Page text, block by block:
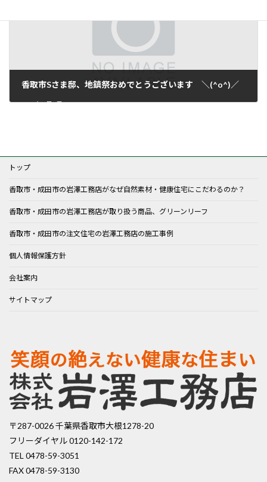
香取市Sさま邸、地鎮祭おめでとうございます ＼(^o^)／
2022年5月9日
トップ
香取市・成田市の岩澤工務店がなぜ自然素材・健康住宅にこだわるのか？
香取市・成田市の岩澤工務店が取り扱う商品、グリーンリーフ
香取市・成田市の注文住宅の岩澤工務店の施工事例
個人情報保護方針
会社案内
サイトマップ
〒287-0026 千葉県香取市大根1278-20
フリーダイヤル 0120-142-172
TEL 0478-59-3051
FAX 0478-59-3130